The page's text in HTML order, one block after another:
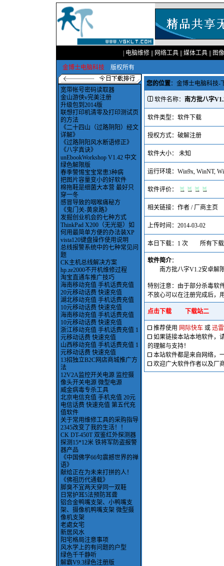
电脑维修 网络工具 媒体工具 图
金博士电脑科技 版权所有
宽带帐号密码读取器
金山游侠v完美注册
升级包到2014版
联想打印机清零及打印测试页
的方法
《二十四山（过路阴阳）经文
详解》
《过路阴阳风水断语修正》
《八字真诀》
unEbookWorkshop V1.42 中文
绿色解限版
春季警惕宝宝常患3种病
把图片容量变小的好软件
棉拖鞋是细菌大本营 最好只
穿一冬
感冒导致的咽喉痛秘方
《鬼门关-黄泉路》
发掘创业机会的七种方式
ThinkPad X200（无光驱）如
何用最简单方便的办法装XP
vista120键盘操作使用说明
总线报警系统中的七种常见问
题
CK主机总线解决方案
hp.ze2000不开机维修过程
淘宝直通车推广技巧
海南移动充值 手机话费充值
20元移动话费 快速充值
湖北移动充值 手机话费充值
10元移动话费 快速充值
海南移动充值 手机话费充值
10元移动话费 快速充值
浙江移动充值 手机话费充值 1
元移动话费 快速充值
山西移动充值 手机话费充值 1
元移动话费 快速充值
13招独立B2C网店商城推广方
法
12V2A监控开关电源 监控摄
像头开关电源 微型电源
威金病毒专杀工具
北京电信充值 手机充值 20元
电信话费 快速充值 第五代充
值软件
关于常用维修工具的采购指导
2345改变了我的生活！！
CK DT-450T 双鉴红外探测器
探测15*12米 铁将军防盗报警
器产品
《中国佛学66句震撼世界的禅
语》
献给正在为未来打拼的人！
《佛祖历代通载》
脚臭不宜两天穿同一双鞋
日常护耳5法预防耳聋
铝合金鸭嘴支架、小鸭嘴支
架、摄像机鸭嘴支架 微型摄
像机支架
老處女宅
新居风水
阳宅格局注意事项
风水学上的有问题的户型
绿色千千静听
解霸V9.3绿色注册版
您的位置： 金博士电脑科技-
软件名称： 南方批八字
软件类型：软件下载
授权方式：破解注册
软件大小： 未知
运行环境：Win9x, WinNT,
软件评价：
相关链接： 作者 / 厂商主页
上传时间：2014-03-02
本日下载：1 次 所有下载
软件简介：
南方批八字V1.2安卓解
特别注意：由于部分杀毒软
不放心可以在注册完成后，
点击下载 下载站二
推荐使用 网际快车 或 迅
如果链接本站本地软件，
的理解与支持！
本站软件都是来自网络，
欢迎广大软件作者以及厂